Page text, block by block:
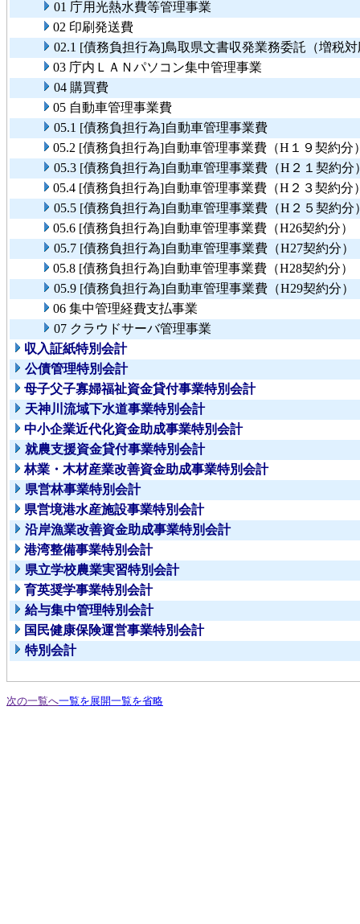
01 庁用光熱水費等管理事業
02 印刷発送費
02.1 [債務負担行為]鳥取県文書収発業務委託（増税
03 庁内ＬＡＮパソコン集中管理事業
04 購買費
05 自動車管理事業費
05.1 [債務負担行為]自動車管理事業費
05.2 [債務負担行為]自動車管理事業費（H１９契約分
05.3 [債務負担行為]自動車管理事業費（H２１契約分
05.4 [債務負担行為]自動車管理事業費（H２３契約分
05.5 [債務負担行為]自動車管理事業費（H２５契約分
05.6 [債務負担行為]自動車管理事業費（H26契約分）
05.7 [債務負担行為]自動車管理事業費（H27契約分）
05.8 [債務負担行為]自動車管理事業費（H28契約分）
05.9 [債務負担行為]自動車管理事業費（H29契約分）
06 集中管理経費支払事業
07 クラウドサーバ管理事業
収入証紙特別会計
公債管理特別会計
母子父子寡婦福祉資金貸付事業特別会計
天神川流域下水道事業特別会計
中小企業近代化資金助成事業特別会計
就農支援資金貸付事業特別会計
林業・木材産業改善資金助成事業特別会計
県営林事業特別会計
県営境港水産施設事業特別会計
沿岸漁業改善資金助成事業特別会計
港湾整備事業特別会計
県立学校農業実習特別会計
育英奨学事業特別会計
給与集中管理特別会計
国民健康保険運営事業特別会計
特別会計
次の一覧へ一覧を展開一覧を省略